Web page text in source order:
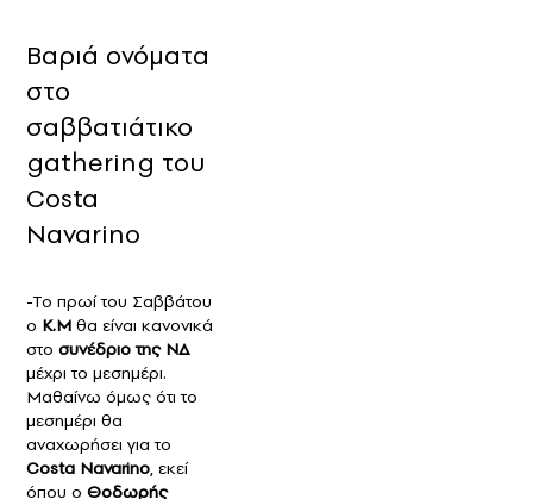
Βαριά ονόματα
στο
σαββατιάτικο
gathering του
Costa
Navarino
-Το πρωί του Σαββάτου
ο Κ.Μ θα είναι κανονικά
στο συνέδριο της ΝΔ
μέχρι το μεσημέρι.
Μαθαίνω όμως ότι το
μεσημέρι θα
αναχωρήσει για το
Costa Navarino, εκεί
όπου ο Θοδωρής